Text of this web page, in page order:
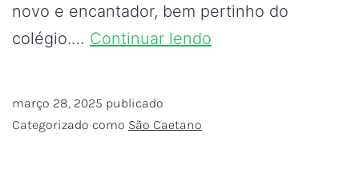
novo e encantador, bem pertinho do
colégio.… Continuar lendo
março 28, 2025 publicado
Categorizado como São Caetano